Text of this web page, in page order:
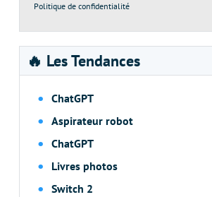
Politique de confidentialité
🔥 Les Tendances
ChatGPT
Aspirateur robot
ChatGPT
Livres photos
Switch 2